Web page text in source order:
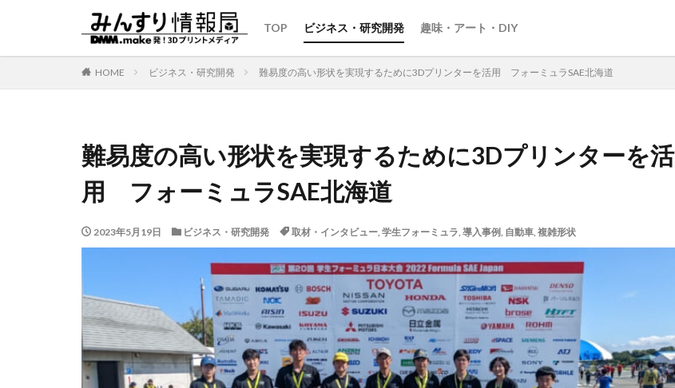
TOP ビジネス・研究開発 趣味・アート・DIY
HOME ビジネス・研究開発 難易度の高い形状を実現するために3Dプリンターを活用 フォーミュラSAE北海道
難易度の高い形状を実現するために3Dプリンターを活
用 フォーミュラSAE北海道
2023年5月19日 ビジネス・研究開発 取材・インタビュー, 学生フォーミュラ, 導入事例, 自動車, 複雑形状